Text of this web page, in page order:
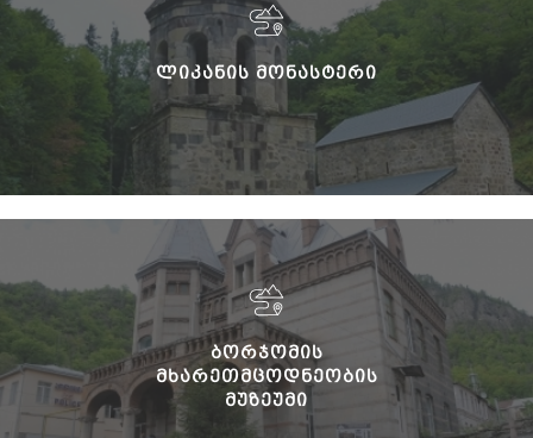
ᲚᲘᲙᲐᲜᲘᲡ ᲛᲝᲜᲐᲡᲢᲔᲠᲘ
ᲑᲝᲠᲯᲝᲛᲘᲡ
ᲛᲮᲐᲠᲔᲗᲛᲪᲝᲓᲜᲔᲝᲑᲘᲡ
ᲛᲣᲖᲔᲣᲛᲘ